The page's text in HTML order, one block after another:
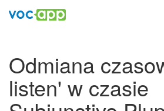
Odmiana
listen' w czasie